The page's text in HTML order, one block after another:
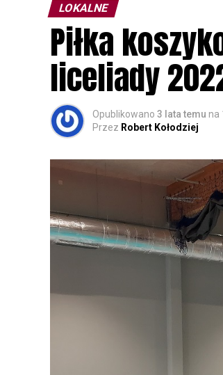
Wszystkich uczestników
rozpoznawanie głosów
zapisy.
LOKALNE
Piłka
liceliady
Opublikowano 3 lata temu na
Przez Robert Kołodziej